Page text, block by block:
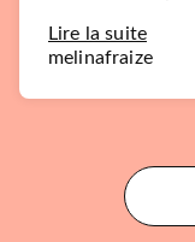
Lire la suite
melinafraize